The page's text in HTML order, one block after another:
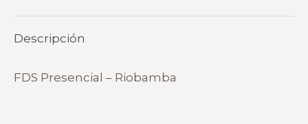
Descripción
FDS Presencial – Riobamba